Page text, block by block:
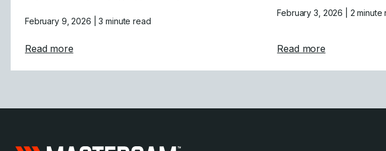
February 9, 2026 | 3 minute read
Read moreabout Mastercam 2026.R2 oferuje akcelerowaną przez GPU
February 3, 2026 | 2
Read moreabout